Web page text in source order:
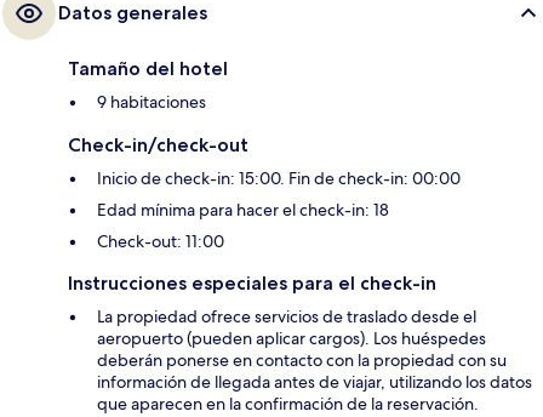
Datos generales
Tamaño del hotel
9 habitaciones
Check-in/check-out
Inicio de check-in: 15:00. Fin de check-in: 00:00
Edad mínima para hacer el check-in: 18
Check-out: 11:00
Instrucciones especiales para el check-in
La propiedad ofrece servicios de traslado desde el
aeropuerto (pueden aplicar cargos). Los huéspedes
deberán ponerse en contacto con la propiedad con su
información de llegada antes de viajar, utilizando los datos
que aparecen en la confirmación de la reservación.